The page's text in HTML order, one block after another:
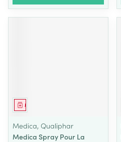
Médicament
Medica, Qualiphar
Medica Spray Pour La